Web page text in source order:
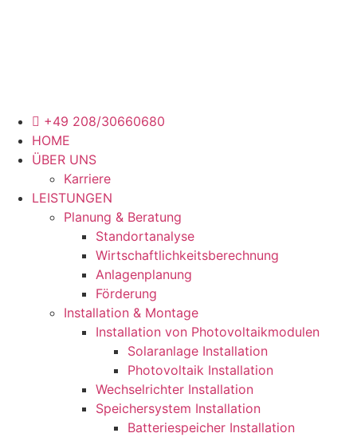
+49 208/30660680
HOME
ÜBER UNS
Karriere
LEISTUNGEN
Planung & Beratung
Standortanalyse
Wirtschaftlichkeitsberechnung
Anlagenplanung
Förderung
Installation & Montage
Installation von Photovoltaikmodulen
Solaranlage Installation
Photovoltaik Installation
Wechselrichter Installation
Speichersystem Installation
Batteriespeicher Installation